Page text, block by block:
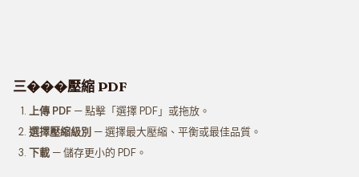
三���壓縮 PDF
上傳 PDF — 點擊「選擇 PDF」或拖放。
選擇壓縮級別 — 選擇最大壓縮、平衡或最佳品質。
下載 — 儲存更小的 PDF。